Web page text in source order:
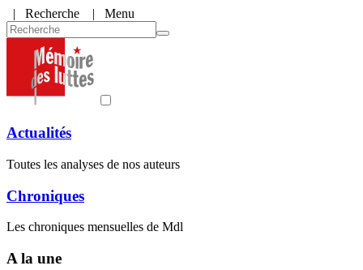
| Recherche | Menu
Actualités
Toutes les analyses de nos auteurs
Chroniques
Les chroniques mensuelles de Mdl
A la une